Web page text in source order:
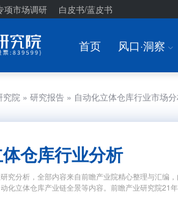
项市场调研 白皮书/蓝皮书
首页 风口·洞察 I
究院 » 研究报告 » 自动化立体仓库行业市场
仓库行业分析
究分析，全部内容来自前瞻产业院精心整理与汇编
化立体仓库产业链全景等内容。前瞻产业研究院21